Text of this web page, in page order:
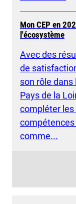
Mon CEP en
l'écosystème
Avec des
de
son rôle
Pays de la
compléter
compétences
comme...